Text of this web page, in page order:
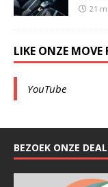
21
LIKE ONZE
YouTube
BEZOEK ONZE